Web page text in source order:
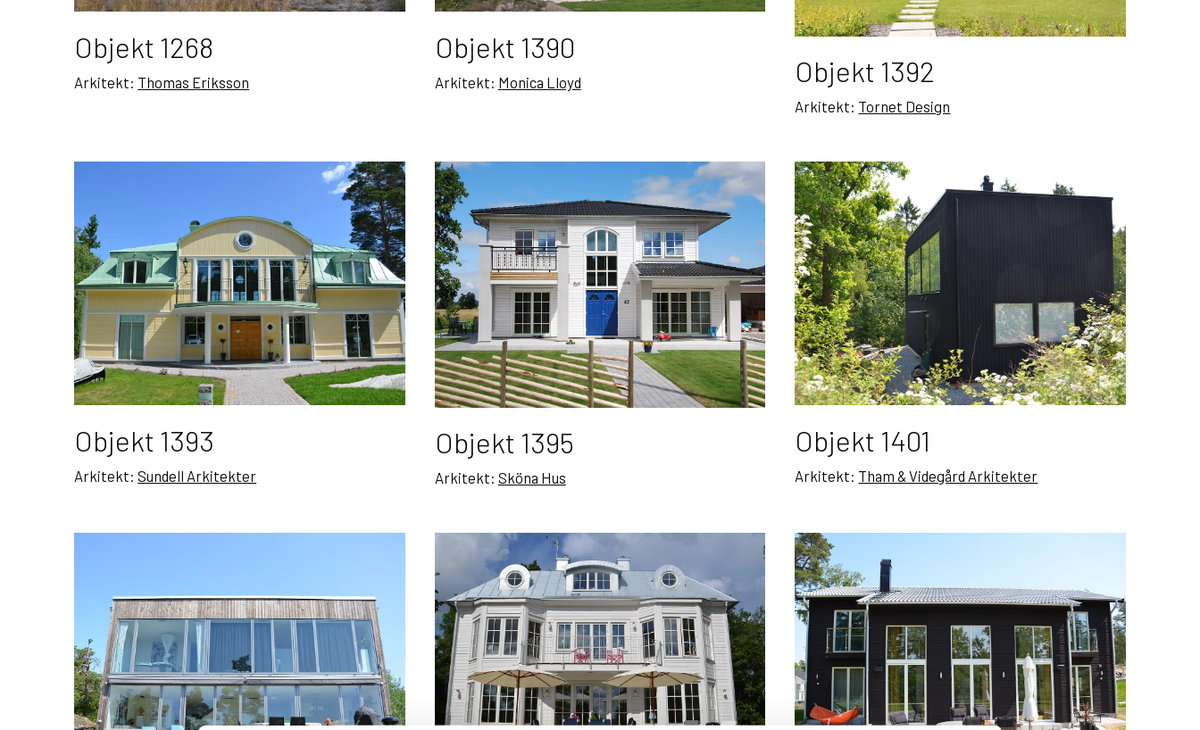
Objekt 1268
Arkitekt: Thomas Eriksson
Objekt 1390
Arkitekt: Monica Lloyd Objekt 1392
Arkitekt: Tornet Design
Objekt 1393
Arkitekt:Sundell Arkitekter
Objekt 1395
Arkitekt: Sköna Hus
Objekt 1401
Arkitekt: Tham & Videgård Arkitekter